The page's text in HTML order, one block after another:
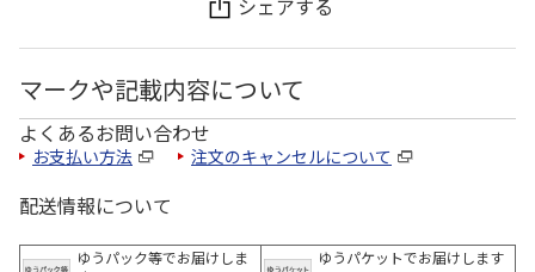
シェアする
マークや記載内容について
よくあるお問い合わせ
お支払い方法 注文のキャンセルについて
配送情報について
ゆうパック等でお届けしま
ゆうパケットでお届けします